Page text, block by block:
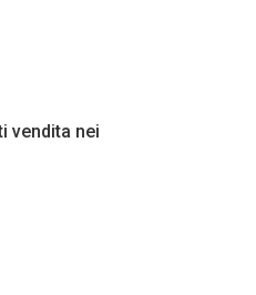
vendita nei